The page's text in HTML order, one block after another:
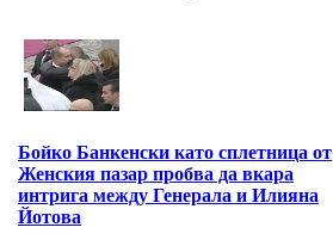
Бойко Банкенски като сплетница от
Женския пазар пробва да вкара
интрига между Генерала и Илияна
Йотова